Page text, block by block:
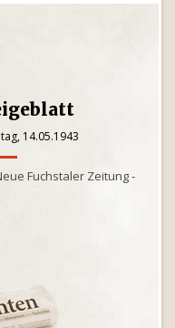
14.05.1943
Fuchstaler Zeitung -